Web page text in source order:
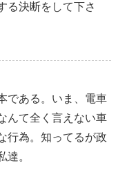
る決断をして下さ
である。いま、電車
んて全く言えない車
行為。知ってるが政
達。